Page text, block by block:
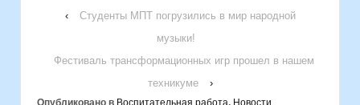
‹
Студенты МПТ погрузились в мир народной
музыки!
Фестиваль трансформационных игр прошел в нашем
техникуме
›
Опубликовано в Воспитательная работа, Новости